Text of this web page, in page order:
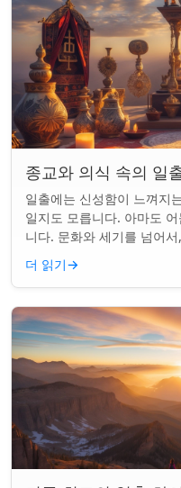
종교와 의식 속의 일
일출에는 신성함이 느껴지
일지도 모릅니다. 아마도
니다. 문화와 세기를 넘어
한 순간은 단순한 아침 그
더 읽기→